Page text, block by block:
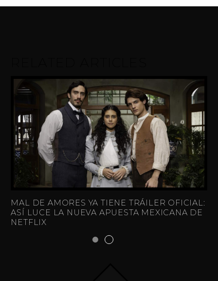
MAL DE AMORES YA TIENE TRÁILER OFICIAL:
ASÍ LUCE LA NUEVA APUESTA MEXICANA DE
NETFLIX